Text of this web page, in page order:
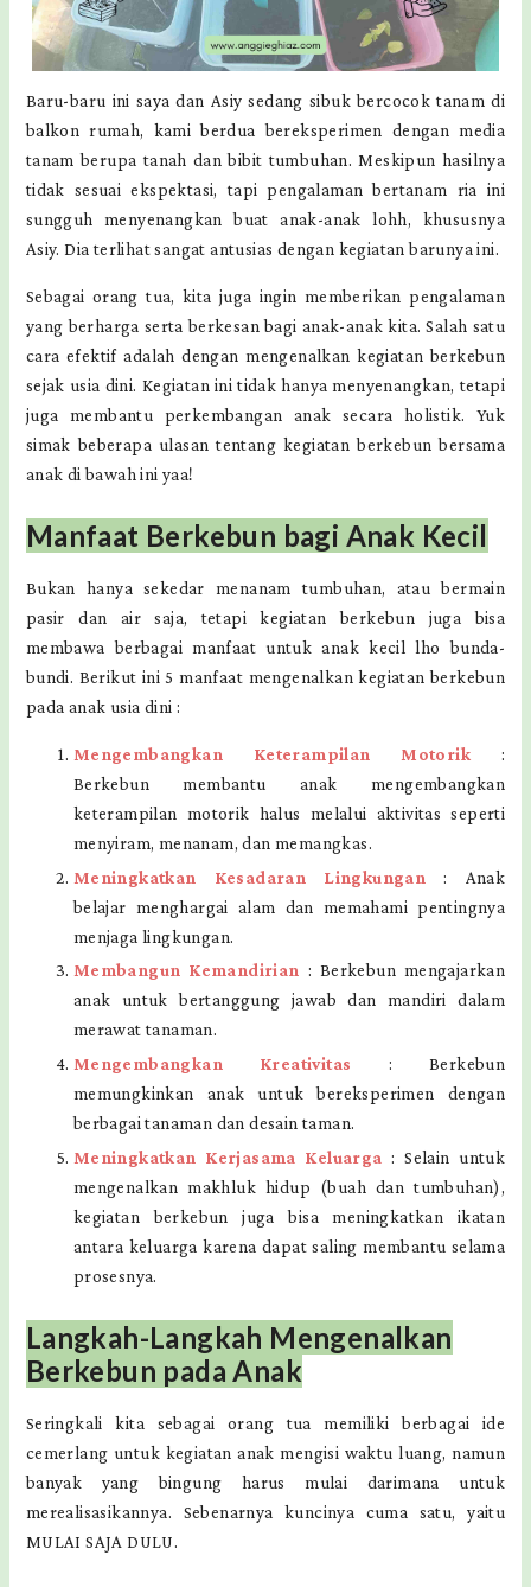
Baru-baru ini saya dan Asiy sedang sibuk bercocok tanam di
balkon rumah, kami berdua bereksperimen dengan media
tanam berupa tanah dan bibit tumbuhan. Meskipun hasilnya
tidak sesuai ekspektasi, tapi pengalaman bertanam ria ini
sungguh menyenangkan buat anak-anak lohh, khususnya
Asiy. Dia terlihat sangat antusias dengan kegiatan barunya ini.
Sebagai orang tua, kita juga ingin memberikan pengalaman
yang berharga serta berkesan bagi anak-anak kita. Salah satu
cara efektif adalah dengan mengenalkan kegiatan berkebun
sejak usia dini. Kegiatan ini tidak hanya menyenangkan, tetapi
juga membantu perkembangan anak secara holistik. Yuk
simak beberapa ulasan tentang kegiatan berkebun bersama
anak di bawah ini yaa!
Manfaat Berkebun bagi Anak Kecil
Bukan hanya sekedar menanam tumbuhan, atau bermain
pasir dan air saja, tetapi kegiatan berkebun juga bisa
membawa berbagai manfaat untuk anak kecil lho bunda-
bundi. Berikut ini 5 manfaat mengenalkan kegiatan berkebun
pada anak usia dini :
Mengembangkan Keterampilan Motorik :
Berkebun membantu anak mengembangkan
keterampilan motorik halus melalui aktivitas seperti
menyiram, menanam, dan memangkas.
Meningkatkan Kesadaran Lingkungan : Anak
belajar menghargai alam dan memahami pentingnya
menjaga lingkungan.
Membangun Kemandirian : Berkebun mengajarkan
anak untuk bertanggung jawab dan mandiri dalam
merawat tanaman.
Mengembangkan Kreativitas : Berkebun
memungkinkan anak untuk bereksperimen dengan
berbagai tanaman dan desain taman.
Meningkatkan Kerjasama Keluarga : Selain untuk
mengenalkan makhluk hidup (buah dan tumbuhan),
kegiatan berkebun juga bisa meningkatkan ikatan
antara keluarga karena dapat saling membantu selama
prosesnya.
Langkah-Langkah Mengenalkan
Berkebun pada Anak
Seringkali kita sebagai orang tua memiliki berbagai ide
cemerlang untuk kegiatan anak mengisi waktu luang, namun
banyak yang bingung harus mulai darimana untuk
merealisasikannya. Sebenarnya kuncinya cuma satu, yaitu
MULAI SAJA DULU.